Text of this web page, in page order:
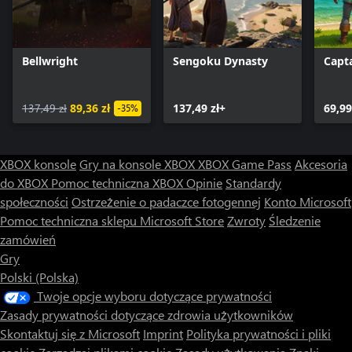
Bellwright
137,49 zł 89,36 zł -35%
Sengoku Dynasty
137,49 zł+
XBOX konsoleGry na konsole XBOXXBOX Game Pass Akcesoria
do XBOX Pomoc techniczna XBOXOpinie Standardy
społeczności Ostrzeżenie o padaczce fotogennej Konto Microsoft
Pomoc techniczna sklepu Microsoft StoreZwroty Śledzenie
zamówień
Gry
Polski (Polska)
Twoje opcje wyboru dotyczące prywatności
Zasady prywatności dotyczące zdrowia użytkowników
Skontaktuj się z Microsoft Imprint Polityka prywatności i pliki